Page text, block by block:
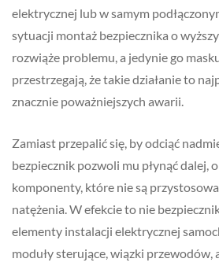
elektrycznej lub w samym
sytuacji montaż bezpiecznika o
rozwiąże problemu, a jedynie go
przestrzegają, że takie działanie to
znacznie poważniejszych awarii.
Zamiast przepalić się, by odciąć
bezpiecznik pozwoli mu płynąć dalej,
komponenty, które nie są
natężenia. W efekcie to nie
elementy instalacji elektrycznej
moduły sterujące, wiązki przewodów,